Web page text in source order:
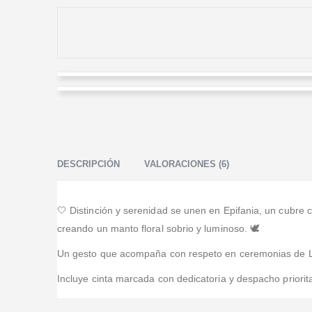
me avisaron cuando entregaron.
DESCRIPCIÓN VALORACIONES (6)
🤍 Distinción y serenidad se unen en Epifania, un cubre
creando un manto floral sobrio y luminoso. 🕊️
Un gesto que acompaña con respeto en ceremonias
Incluye cinta marcada con dedicatoria y despacho